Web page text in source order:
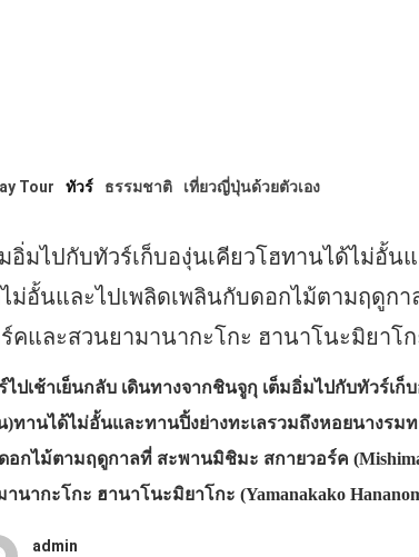
Tour ทัวร์ ธรรมชาติ เที่ยวญี่ปุ่นด้วยตัวเอง
อิ่มไปกับทัวร์เก็บองุ่นเคียวโฮทานได้ไม่อั้น
ม่อั้นและไปเพลิดเพลินกับดอกไม้ตามฤดูก
คและสวนยามานากะโกะ ฮานาโนะมิยาโก
ไปเช้าเย็นกลับ เดินทางจากชินจูกุ เต็มอิ่มไปกับทัวร์เก็
)ทานได้ไม่อั้นและทานปิ้งย่างทะเลรวมถึงหอยนางรม
อกไม้ตามฤดูกาลที่ สะพานมิชิมะ สกายวอร์ค
านากะโกะ ฮานาโนะมิยาโกะ (Yamanakako
admin